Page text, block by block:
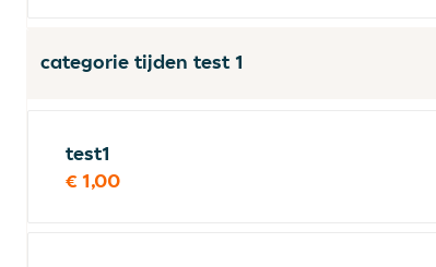
categorie tijden test 1
test1
€ 1,00